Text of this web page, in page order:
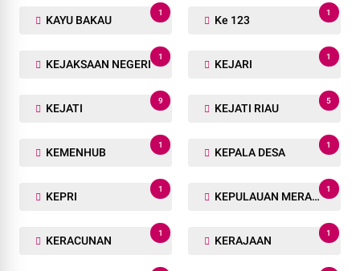
KAYU BAKAU
1
Ke 123
1
KEJAKSAAN NEGERI
1
KEJARI
1
KEJATI
9
KEJATI RIAU
5
KEMENHUB
1
KEPALA DESA
1
KEPRI
1
KEPULAUAN MERANTI
1
KERACUNAN
1
KERAJAAN
1